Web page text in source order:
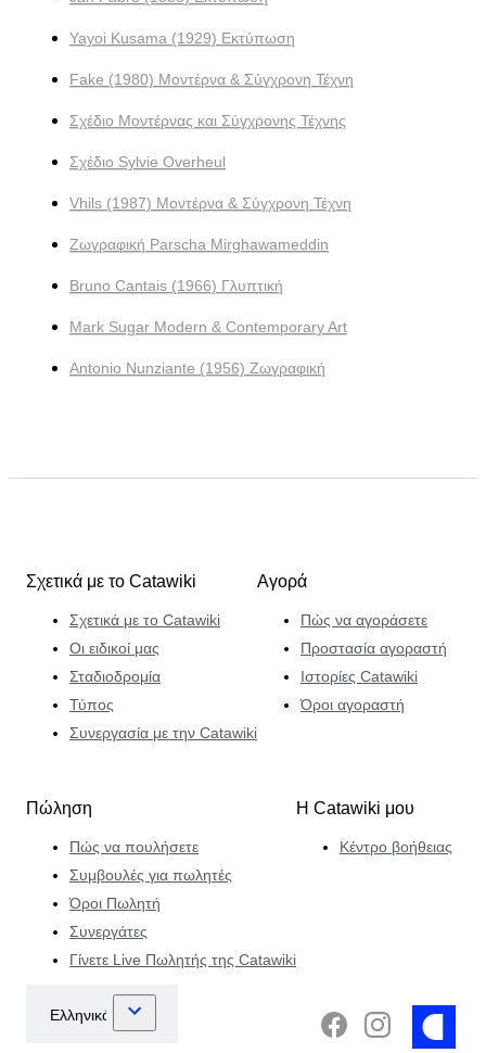
Yayoi Kusama (1929) Εκτύπωση
Fake (1980) Μοντέρνα & Σύγχρονη Τέχνη
Σχέδιο Μοντέρνας και Σύγχρονης Τέχνης
Σχέδιο Sylvie Overheul
Vhils (1987) Μοντέρνα & Σύγχρονη Τέχνη
Ζωγραφική Parscha Mirghawameddin
Bruno Cantais (1966) Γλυπτική
Mark Sugar Modern & Contemporary Art
Antonio Nunziante (1956) Ζωγραφική
Σχετικά με το Catawiki
Σχετικά με το Catawiki
Οι ειδικοί μας
Σταδιοδρομία
Τύπος
Συνεργασία με την Catawiki
Αγορά
Πώς να αγοράσετε
Προστασία αγοραστή
Ιστορίες Catawiki
Όροι αγοραστή
Πώληση
Πώς να πουλήσετε
Συμβουλές για πωλητές
Όροι Πωλητή
Συνεργάτες
Γίνετε Live Πωλητής της Catawiki
Η Catawiki μου
Κέντρο βοήθειας